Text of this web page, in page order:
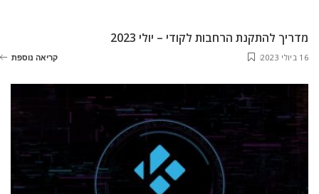
מדריך להתקנת הרחבות לקודי – יולי 2023
16 ביולי 2023 קריאה נוספת